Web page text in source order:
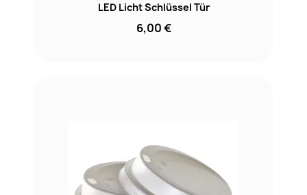
LED Licht Schlüssel Tür
6,00 €